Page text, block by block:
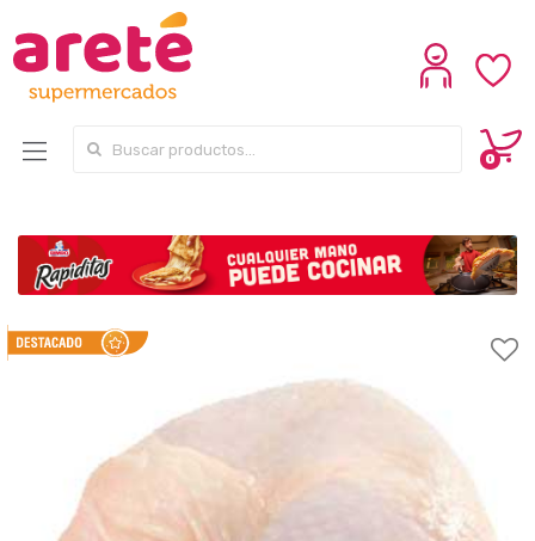
Search for:
0